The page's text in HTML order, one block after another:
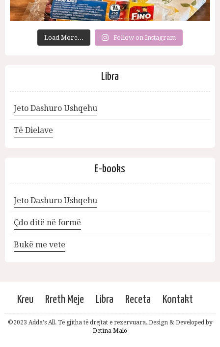
Load More... Follow on Instagram
Libra
Jeto Dashuro Ushqehu
Të Dielave
E-books
Jeto Dashuro Ushqehu
Çdo ditë në formë
Bukë me vete
Kreu Rreth Meje Libra Receta Kontakt
©2023 Adda's All. Të gjitha të drejtat e rezervuara. Design & Developed by
Detina Malo